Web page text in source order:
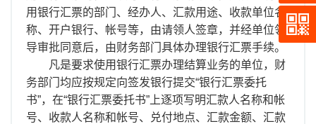
存款证明
在职证明
离职证明
用银行汇票的部门、经办人、汇款用途、收款单位名
称、开户银行、帐号等，由请领人签章，并经单位领
导审批同意后，由财务部门具体办理银行汇票手续。
凡是要求使用银行汇票办理结算业务的单位，财
务部门均应按规定向签发银行提交“银行汇票委托
书”，在“银行汇票委托书”上逐项写明汇款人名称和帐
号、收款人名称和帐号、兑付地点、汇款金额、汇款